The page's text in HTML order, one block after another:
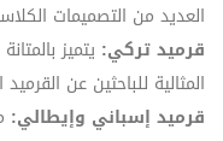
العديد من التصميمات
قرميد تركي: يتميز
المثالية للباحثين عن
قرميد إسباني وإيطالي: